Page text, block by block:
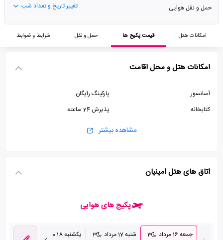
حمل و نقل هوایی
تغییر تاریخ و تعداد شب
امکانات هتل قیمت پکیج ها حمل و نقل شرایط و ضوابط
امکانات هتل و محل اقامت
آسانسور
پارکینگ رایگان
کتابخانه
پذیرش 24 ساعته
مشاهده بیشتر
اتاق های هتل امینیان
پکیج های هوایی
جمعه 16 مرداد
3
شنبه 17 مرداد
3
یکشنبه 18 مرداد